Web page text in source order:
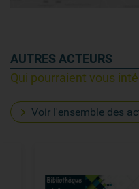
AUTRES ACTEURS
Qui pourraient vous
Voir l'ensemble des